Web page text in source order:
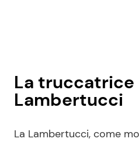
La truccatrice
Lambertucci
La Lambertucci, come